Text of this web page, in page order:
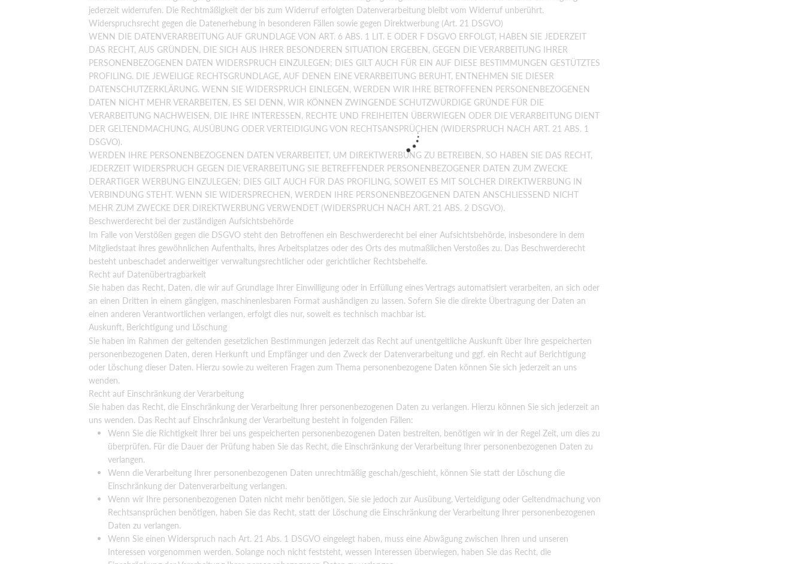
jederzeit widerrufen. Die Rechtmäßigkeit der bis zum Widerruf erfolgten Datenverarbeitung bleibt vom Widerruf unberührt.
Widerspruchsrecht gegen die Datenerhebung in besonderen Fällen sowie gegen Direktwerbung (Art. 21 DSGVO)
WENN DIE DATENVERARBEITUNG AUF GRUNDLAGE VON ART. 6 ABS. 1 LIT. E ODER F DSGVO ERFOLGT, HABEN SIE JEDERZEIT
DAS RECHT, AUS GRÜNDEN, DIE SICH AUS IHRER BESONDEREN SITUATION ERGEBEN, GEGEN DIE VERARBEITUNG IHRER
PERSONENBEZOGENEN DATEN WIDERSPRUCH EINZULEGEN; DIES GILT AUCH FÜR EIN AUF DIESE BESTIMMUNGEN GESTÜTZTES
PROFILING. DIE JEWEILIGE RECHTSGRUNDLAGE, AUF DENEN EINE VERARBEITUNG BERUHT, ENTNEHMEN SIE DIESER
DATENSCHUTZERKLÄRUNG. WENN SIE WIDERSPRUCH EINLEGEN, WERDEN WIR IHRE BETROFFENEN PERSONENBEZOGENEN
DATEN NICHT MEHR VERARBEITEN, ES SEI DENN, WIR KÖNNEN ZWINGENDE SCHUTZWÜRDIGE GRÜNDE FÜR DIE
VERARBEITUNG NACHWEISEN, DIE IHRE INTERESSEN, RECHTE UND FREIHEITEN ÜBERWIEGEN ODER DIE VERARBEITUNG DIENT
DER GELTENDMACHUNG, AUSÜBUNG ODER VERTEIDIGUNG VON RECHTSANSPRÜCHEN (WIDERSPRUCH NACH ART. 21 ABS. 1
DSGVO).
WERDEN IHRE PERSONENBEZOGENEN DATEN VERARBEITET, UM DIREKTWERBUNG ZU BETREIBEN, SO HABEN SIE DAS RECHT,
JEDERZEIT WIDERSPRUCH GEGEN DIE VERARBEITUNG SIE BETREFFENDER PERSONENBEZOGENER DATEN ZUM ZWECKE
DERARTIGER WERBUNG EINZULEGEN; DIES GILT AUCH FÜR DAS PROFILING, SOWEIT ES MIT SOLCHER DIREKTWERBUNG IN
VERBINDUNG STEHT. WENN SIE WIDERSPRECHEN, WERDEN IHRE PERSONENBEZOGENEN DATEN ANSCHLIESSEND NICHT
MEHR ZUM ZWECKE DER DIREKTWERBUNG VERWENDET (WIDERSPRUCH NACH ART. 21 ABS. 2 DSGVO).
Beschwerde­recht bei der zuständigen Aufsichts­behörde
Im Falle von Verstößen gegen die DSGVO steht den Betroffenen ein Beschwerderecht bei einer Aufsichtsbehörde, insbesondere in dem
Mitgliedstaat ihres gewöhnlichen Aufenthalts, ihres Arbeitsplatzes oder des Orts des mutmaßlichen Verstoßes zu. Das Beschwerderecht
besteht unbeschadet anderweitiger verwaltungsrechtlicher oder gerichtlicher Rechtsbehelfe.
Recht auf Daten­übertrag­barkeit
Sie haben das Recht, Daten, die wir auf Grundlage Ihrer Einwilligung oder in Erfüllung eines Vertrags automatisiert verarbeiten, an sich oder
an einen Dritten in einem gängigen, maschinenlesbaren Format aushändigen zu lassen. Sofern Sie die direkte Übertragung der Daten an
einen anderen Verantwortlichen verlangen, erfolgt dies nur, soweit es technisch machbar ist.
Auskunft, Berichtigung und Löschung
Sie haben im Rahmen der geltenden gesetzlichen Bestimmungen jederzeit das Recht auf unentgeltliche Auskunft über Ihre gespeicherten
personenbezogenen Daten, deren Herkunft und Empfänger und den Zweck der Datenverarbeitung und ggf. ein Recht auf Berichtigung
oder Löschung dieser Daten. Hierzu sowie zu weiteren Fragen zum Thema personenbezogene Daten können Sie sich jederzeit an uns
wenden.
Recht auf Einschränkung der Verarbeitung
Sie haben das Recht, die Einschränkung der Verarbeitung Ihrer personenbezogenen Daten zu verlangen. Hierzu können Sie sich jederzeit an
uns wenden. Das Recht auf Einschränkung der Verarbeitung besteht in folgenden Fällen:
Wenn Sie die Richtigkeit Ihrer bei uns gespeicherten personenbezogenen Daten bestreiten, benötigen wir in der Regel Zeit, um dies zu
überprüfen. Für die Dauer der Prüfung haben Sie das Recht, die Einschränkung der Verarbeitung Ihrer personenbezogenen Daten zu
verlangen.
Wenn die Verarbeitung Ihrer personenbezogenen Daten unrechtmäßig geschah/geschieht, können Sie statt der Löschung die
Einschränkung der Datenverarbeitung verlangen.
Wenn wir Ihre personenbezogenen Daten nicht mehr benötigen, Sie sie jedoch zur Ausübung, Verteidigung oder Geltendmachung von
Rechtsansprüchen benötigen, haben Sie das Recht, statt der Löschung die Einschränkung der Verarbeitung Ihrer personenbezogenen
Daten zu verlangen.
Wenn Sie einen Widerspruch nach Art. 21 Abs. 1 DSGVO eingelegt haben, muss eine Abwägung zwischen Ihren und unseren
Interessen vorgenommen werden. Solange noch nicht feststeht, wessen Interessen überwiegen, haben Sie das Recht, die